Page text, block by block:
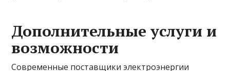
Дополнительные услуги и
возможности
Современные поставщики электроэнергии